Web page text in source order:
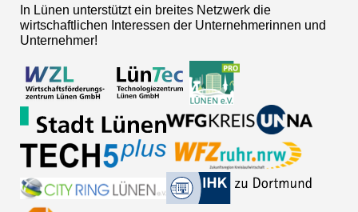
In Lünen unterstützt ein breites Netzwerk die
wirtschaftlichen Interessen der Unternehmerinnen und
Unternehmer!